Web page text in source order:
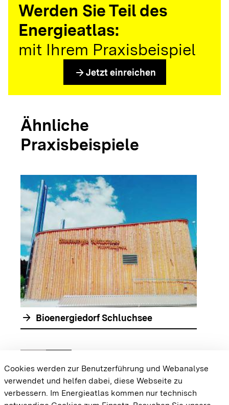
Werden Sie Teil des
Energieatlas:
mit Ihrem Praxisbeispiel
arrow_forward Jetzt einreichen
Ähnliche
Praxisbeispiele
arrow_forward Bioenergiedorf Schluchsee
Zur vorhergehenden Folie springen
chevron_rightZur nächsten Folie springen
{{#displayPraxisbeispielMap}} {{{body}}}
Cookies werden zur Benutzerführung und Webanalyse
verwendet und helfen dabei, diese Webseite zu
verbessern. Im Energieatlas kommen nur technisch